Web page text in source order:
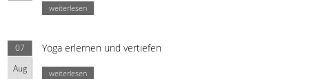
weiterlesen
07
Aug
Yoga erlernen und vertiefen
weiterlesen